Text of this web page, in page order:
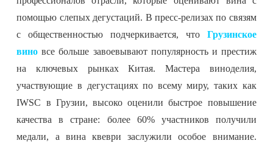
помощью слепых дегустаций. В пресс-релизах по связям
с общественностью подчеркивается, что Грузинское
вино все больше завоевывают популярность и престиж
на ключевых рынках Китая. Мастера виноделия,
участвующие в дегустациях по всему миру, таких как
IWSC в Грузии, высоко оценили быстрое повышение
качества в стране: более 60% участников получили
медали, а вина квеври заслужили особое внимание.